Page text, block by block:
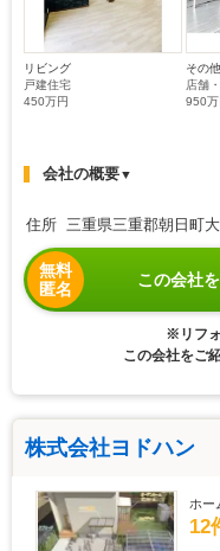
リビング
戸建住宅
450万円
その他
店舗
950万
会社の概要▼
住所 三重県三重郡朝日町
無料
匿名
この会社
※リフォ
この会社をご
株式会社ヨドハン
ホー
12